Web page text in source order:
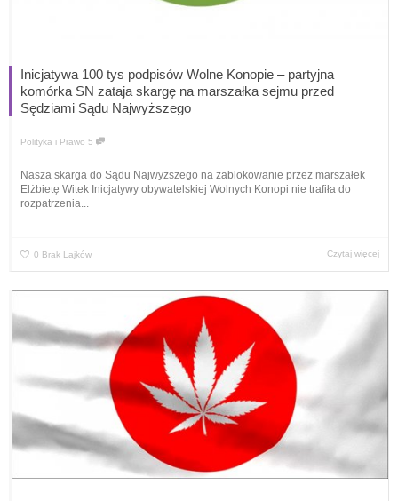
Inicjatywa 100 tys podpisów Wolne Konopie – partyjna
komórka SN zataja skargę na marszałka sejmu przed
Sędziami Sądu Najwyższego
Polityka i Prawo 5
Nasza skarga do Sądu Najwyższego na zablokowanie przez marszałek
Elżbietę Witek Inicjatywy obywatelskiej Wolnych Konopi nie trafiła do
rozpatrzenia...
0 Brak Lajków Czytaj więcej